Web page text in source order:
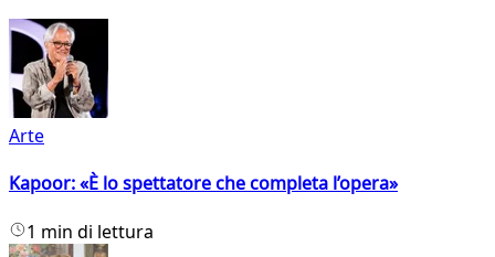
Arte
Kapoor: «È lo spettatore che completa l’opera»
1 min di lettura